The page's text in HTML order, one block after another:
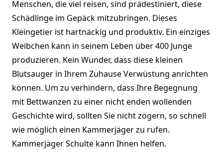
Menschen, die viel reisen, sind prädestiniert, diese
Schädlinge im Gepäck mitzubringen. Dieses
Kleingetier ist hartnäckig und produktiv. Ein einziges
Weibchen kann in seinem Leben über 400 Junge
produzieren. Kein Wunder, dass diese kleinen
Blutsauger in Ihrem Zuhause Verwüstung anrichten
können. Um zu verhindern, dass Ihre Begegnung
mit Bettwanzen zu einer nicht enden wollenden
Geschichte wird, sollten Sie nicht zögern, so schnell
wie möglich einen Kammerjäger zu rufen.
Kammerjäger Schulte kann Ihnen helfen.